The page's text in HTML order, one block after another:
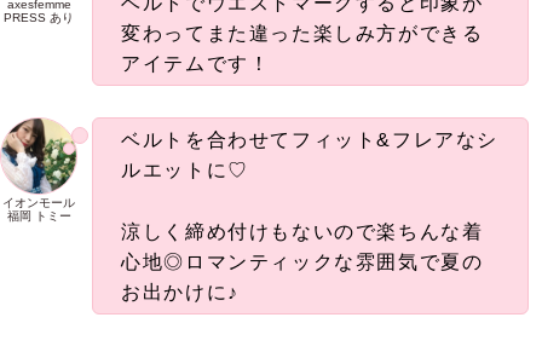
axesfemme
PRESS あり
変わってまた違った楽しみ方ができる
アイテムです！
イオンモール
福岡 トミー
ベルトを合わせてフィット&フレアなシ
ルエットに♡
涼しく締め付けもないので楽ちんな着
心地◎ロマンティックな雰囲気で夏の
お出かけに♪